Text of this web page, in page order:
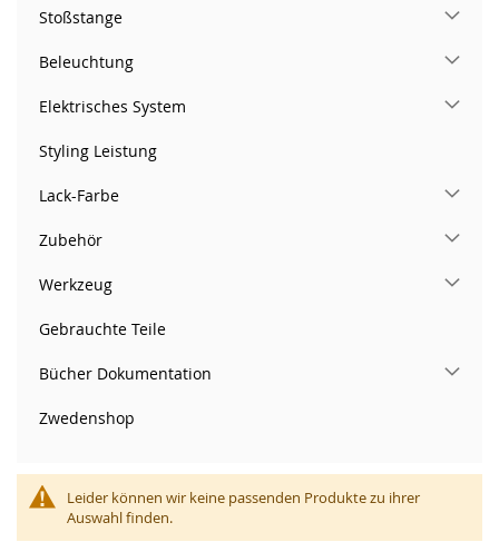
Leider können wir keine passenden Produkte zu ihrer
Auswahl finden.
Stoßstange
Beleuchtung
Elektrisches System
Styling Leistung
Lack-Farbe
Zubehör
Werkzeug
Gebrauchte Teile
Bücher Dokumentation
Zwedenshop